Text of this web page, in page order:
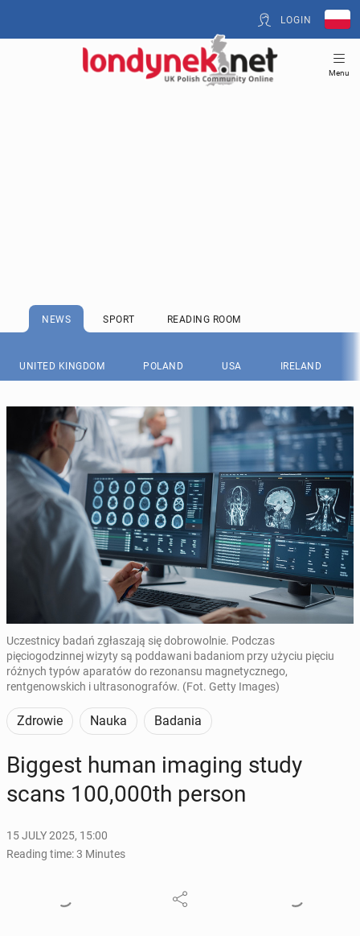
LOGIN
Menu
NEWS SPORT READING ROOM
UNITED KINGDOM POLAND USA IRELAND
Uczestnicy badań zgłaszają się dobrowolnie. Podczas
pięciogodzinnej wizyty są poddawani badaniom przy użyciu pięciu
różnych typów aparatów do rezonansu magnetycznego,
rentgenowskich i ultrasonografów. (Fot. Getty Images)
Zdrowie Nauka Badania
Biggest human imaging study
scans 100,000th person
15 JULY 2025, 15:00
Reading time: 3 Minutes